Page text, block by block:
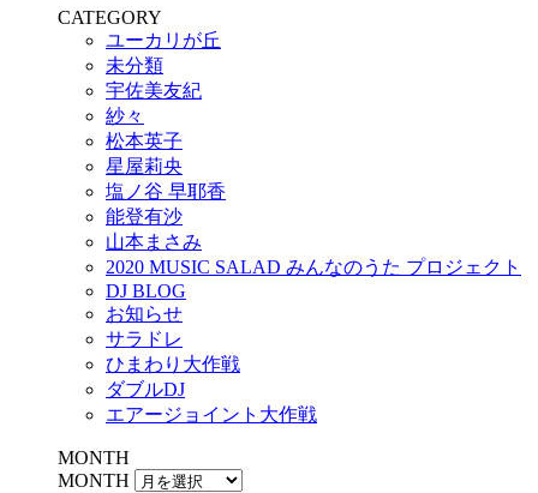
CATEGORY
ユーカリが丘
未分類
宇佐美友紀
紗々
松本英子
星屋莉央
塩ノ谷 早耶香
能登有沙
山本まさみ
2020 MUSIC SALAD みんなのうた プロジェクト
DJ BLOG
お知らせ
サラドレ
ひまわり大作戦
ダブルDJ
エアージョイント大作戦
MONTH
MONTH